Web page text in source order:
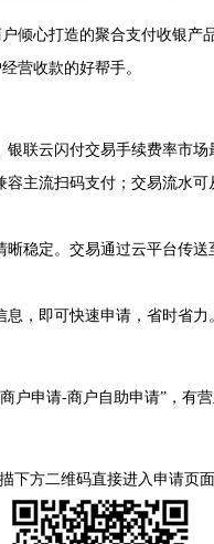
心打造的聚合支付收银产
营收款的好帮手。
联云闪付交易手续费率市场
容主流扫码支付；交易流水
晰稳定。交易通过云平台传
，即可快速申请，省时省力
申请-商户自助申请”，有营
下方二维码直接进入申请页面